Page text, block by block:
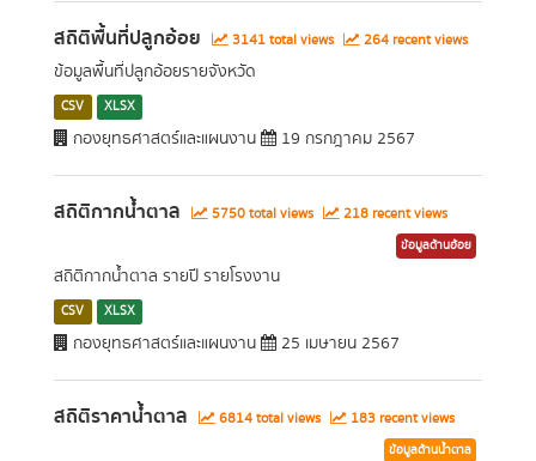
สถิติพื้นที่ปลูกอ้อย 3141 total views 264 recent views
ข้อมูลพื้นที่ปลูกอ้อยรายจังหวัด
CSV XLSX
กองยุทธศาสตร์และแผนงาน 19 กรกฎาคม 2567
สถิติกากน้ำตาล 5750 total views 218 recent views
ข้อมูลด้านอ้อย
สถิติกากน้ำตาล รายปี รายโรงงาน
CSV XLSX
กองยุทธศาสตร์และแผนงาน 25 เมษายน 2567
สถิติราคาน้ำตาล 6814 total views 183 recent views
ข้อมูลด้านน้ำตาล